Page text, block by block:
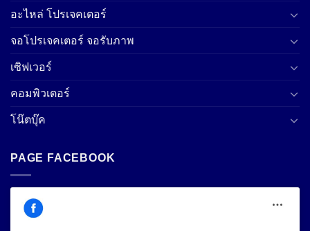
อะไหล่ โปรเจคเตอร์
จอโปรเจคเตอร์ จอรับภาพ
เซิฟเวอร์
คอมพิวเตอร์
โน๊ตบุ๊ค
PAGE FACEBOOK